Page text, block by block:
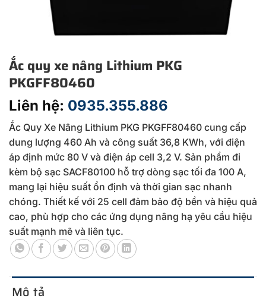
Ắc quy xe nâng Lithium PKG
PKGFF80460
Liên hệ: 0935.355.886
Ắc Quy Xe Nâng Lithium PKG PKGFF80460 cung cấp
dung lượng 460 Ah và công suất 36,8 KWh, với điện
áp định mức 80 V và điện áp cell 3,2 V. Sản phẩm đi
kèm bộ sạc SACF80100 hỗ trợ dòng sạc tối đa 100 A,
mang lại hiệu suất ổn định và thời gian sạc nhanh
chóng. Thiết kế với 25 cell đảm bảo độ bền và hiệu quả
cao, phù hợp cho các ứng dụng nâng hạ yêu cầu hiệu
suất mạnh mẽ và liên tục.
Mô tả